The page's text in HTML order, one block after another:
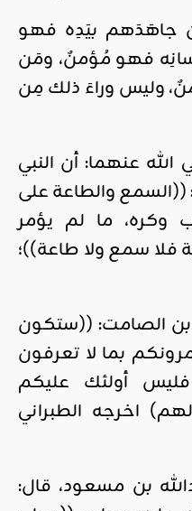
جاهَدَهم بيَدِه فهو
فهو مُؤمنٌ، ومَن
وليس وراءَ ذلك مِن
عنهما: أن النبي
والطاعة على
وكره، ما لم يؤمر
فلا سمع ولا طاعة))؛
بن الصامت: ((ستكون
بما لا تعرفون
أولئك عليكم
اخرجه الطبراني
بن مسعود، قال: